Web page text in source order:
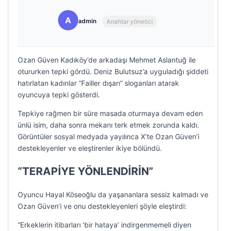
A admin Anahtar yönetici
Ozan Güven Kadıköy’de arkadaşı Mehmet Aslantuğ ile
otururken tepki gördü. Deniz Bulutsuz’a uyguladığı şiddeti
hatırlatan kadınlar “Failler dışarı” sloganları atarak
oyuncuya tepki gösterdi.
Tepkiye rağmen bir süre masada oturmaya devam eden
ünlü isim, daha sonra mekanı terk etmek zorunda kaldı.
Görüntüler sosyal medyada yayılınca X’te Ozan Güven’i
destekleyenler ve eleştirenler ikiye bölündü.
“TERAPİYE YÖNLENDİRİN”
Oyuncu Hayal Köseoğlu da yaşananlara sessiz kalmadı ve
Ozan Güven’i ve onu destekleyenleri şöyle eleştirdi:
“Erkeklerin itibarları ‘bir hataya’ indirgenmemeli diyen